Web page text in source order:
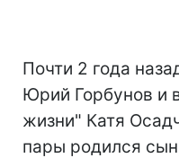
Почти 2 года
Юрий Горбунов и
жизни" Катя
пары родился